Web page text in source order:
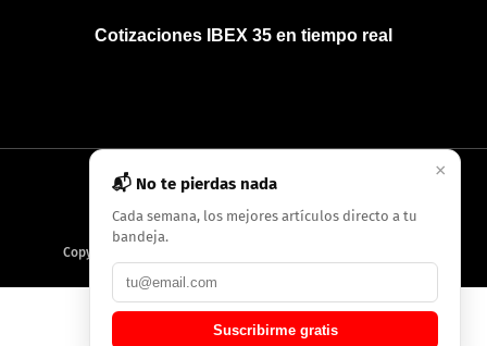
Cotizaciones IBEX 35 en tiempo real
INICIO QUIÉNES SOMOS POLÍTICA DE PRIVACIDAD
Copyright
×
📬 No te pierdas nada
Cada semana, los mejores artículos directo a tu
bandeja.
Suscribirme gratis